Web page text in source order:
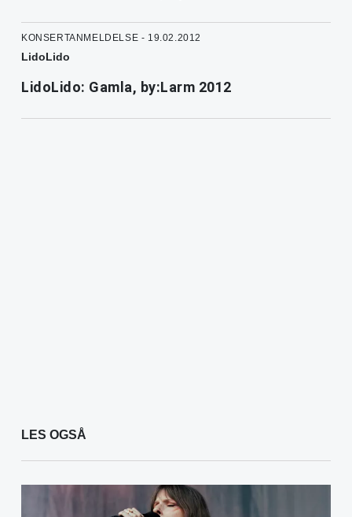
KONSERTANMELDELSE - 19.02.2012
LidoLido
LidoLido: Gamla, by:Larm 2012
LES OGSÅ